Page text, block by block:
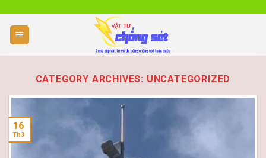
content
CATEGORY ARCHIVES: UNCATEGORIZED
16
Th3